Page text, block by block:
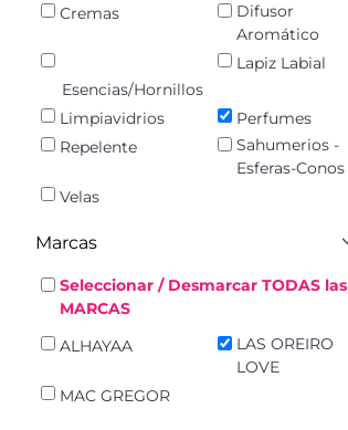
Cremas
Difusor
Aromático
Esencias/Hornillos
Lapiz Labial
Limpiavidrios
Perfumes
Repelente
Sahumerios -
Esferas-Conos
Velas
Marcas
Seleccionar / Desmarcar TODAS las
MARCAS
ALHAYAA
LAS OREIRO
LOVE
MAC GREGOR